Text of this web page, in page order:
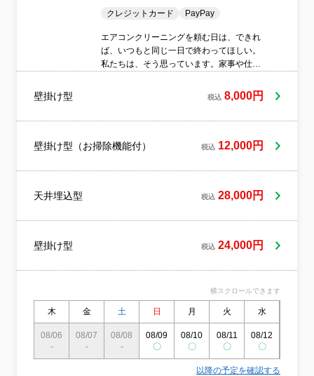
クレジットカード
PayPay
エアコンクリーニングを頼む日は、できれ
ば、いつもと同じ一日で終わってほしい。
私たちは、そう思っています。家事や仕
る。それだけで、少し気を使うものですよ
ね。だからDAIZENでは、作業そのものより
のか。どこは気にしなくていいのか。当日
えてからお伺いします。作業中も、お部屋
しません。終わったあと、すぐいつもの生
れいになった」よりも、「頼んでよかった
大事にしながら、一件一件向き合っていま
壁掛け型 税込 8,000円
壁掛け型（お掃除機能付） 税込 12,000円
天井埋込型 税込 28,000円
壁掛け型 税込 24,000円
横スクロールできます
木 金 土 日 月 火 水
08/06
-
08/07
-
08/08
-
08/09
〇
08/10
〇
08/11
〇
08/12
〇
以降の予定を確認する